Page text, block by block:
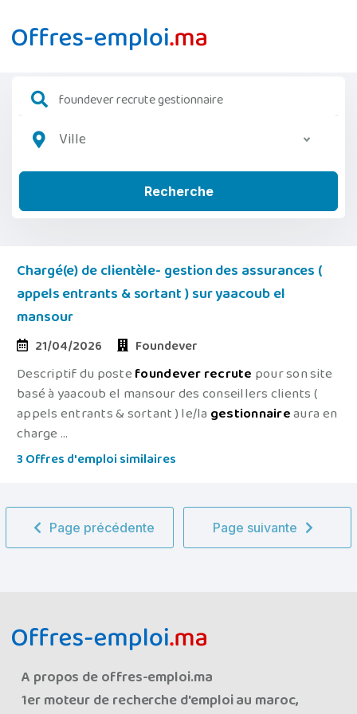
Ville
Recherche
Chargé(e) de clientèle- gestion des assurances (
appels entrants & sortant ) sur yaacoub el
mansour
21/04/2026 Foundever
Descriptif du postefoundeverrecrute pour son site
basé à yaacoub el mansour des conseillers clients (
appels entrants & sortant ) le/la gestionnaireaura en
charge ...
3 Offres d'emploi similaires
Page précédente Page suivante
A propos de offres-emploi.ma
1er moteur de recherche d'emploi au maroc,